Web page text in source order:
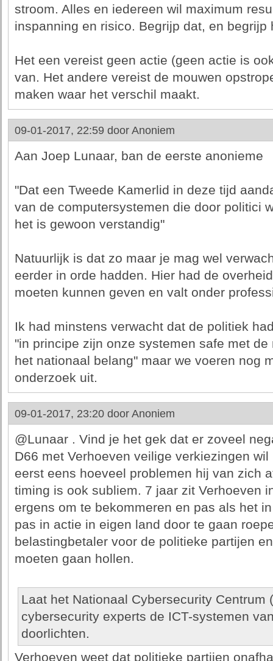
stroom. Alles en iedereen wil maximum
inspanning en risico. Begrijp dat, en begrijp
Het een vereist geen actie (geen actie is
van. Het andere vereist de mouwen
maken waar het verschil maakt.
09-01-2017, 22:59 door Anoniem
Aan Joep Lunaar, ban de eerste anonieme
"Dat een Tweede Kamerlid in deze tijd
van de computersystemen die door politici
het is gewoon verstandig"
Natuurlijk is dat zo maar je mag wel
eerder in orde hadden. Hier had de
moeten kunnen geven en valt onder
Ik had minstens verwacht dat de politiek
"in principe zijn onze systemen safe met
het nationaal belang" maar we voeren nog
onderzoek uit.
09-01-2017, 23:20 door Anoniem
@Lunaar . Vind je het gek dat er zoveel
D66 met Verhoeven veilige verkiezingen
eerst eens hoeveel problemen hij van zich
timing is ook subliem. 7 jaar zit Verhoeven
ergens om te bekommeren en pas als het
pas in actie in eigen land door te gaan
belastingbetaler voor de politieke partijen
moeten gaan hollen.
Laat het Nationaal Cybersecurity Centrum
cybersecurity experts de ICT-systemen
doorlichten.
Verhoeven weet dat politieke partijen